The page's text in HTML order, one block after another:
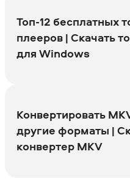
Топ-12 бесплатных
плееров | Скачать
для Windows
Конвертировать
другие форматы |
конвертер MKV